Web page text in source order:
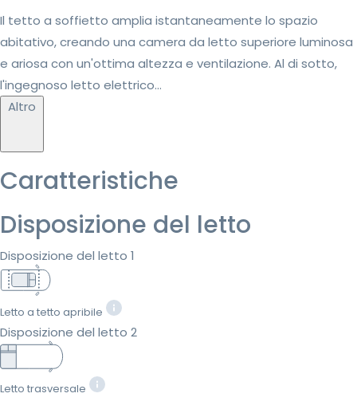
Il tetto a soffietto amplia istantaneamente lo spazio
abitativo, creando una camera da letto superiore luminosa
e ariosa con un'ottima altezza e ventilazione. Al di sotto,
l'ingegnoso letto elettrico...
Altro
Caratteristiche
Disposizione del letto
Disposizione del letto 1
Letto a tetto apribile
Disposizione del letto 2
Letto trasversale